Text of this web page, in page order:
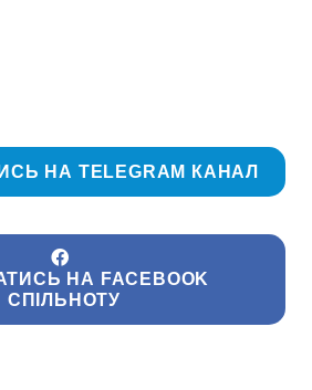
НА TELEGRAM КАНАЛ
НА FACEBOOK
СПІЛЬНОТУ